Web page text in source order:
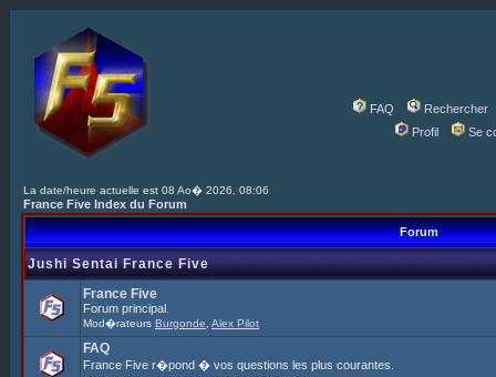
FAQ
Rechercher
Profil
Se
La date/heure actuelle est 08 Ao� 2026, 08:06
France Five Index du Forum
Forum
Jushi Sentai France Five
France Five
Forum principal.
Mod�rateurs Burgonde Alex Pilot
FAQ
France Five r�pond � vos questions les plus courantes.